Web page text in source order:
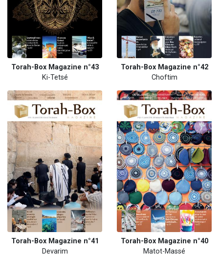
Torah-Box Magazine n°43
Ki-Tetsé
Torah-Box Magazine n°42
Choftim
Torah-Box Magazine n°41
Devarim
Torah-Box Magazine n°40
Matot-Massé